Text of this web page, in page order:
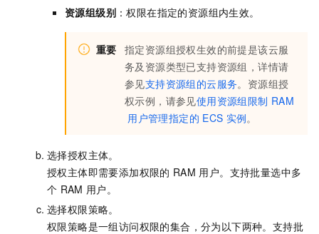
资源组级别 ：权限在指定的资源组内生效。
重要 指定资源组授权生效的前提是该云服
务及资源类型已支持资源组，详情请
参见支持资源组的云服务。资源组授
权示例，请参见使用资源组限制 RAM
用户管理指定的 ECS 实例。
选择授权主体。
授权主体即需要添加权限的 RAM 用户。支持批量选中多
个 RAM 用户。
选择权限策略。
权限策略是一组访问权限的集合，分为以下两种。支持批